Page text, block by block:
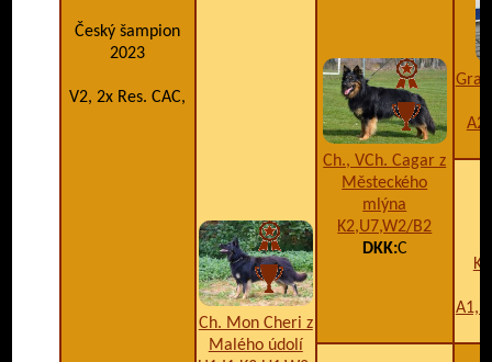
Český šampion
2023
V2, 2x Res. CAC,
Ch. Mon Cheri z
Malého údolí
Ch., VCh. Cagar z
Městeckého
mlýna
K2,U7,W2/B2
DKK:C